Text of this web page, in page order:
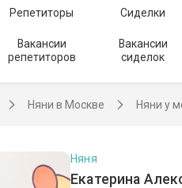
Репетиторы Сиделки
Вакансии
репетиторов
Вакансии
сиделок
Няни в Москве Няни у
Екатерина
Няня